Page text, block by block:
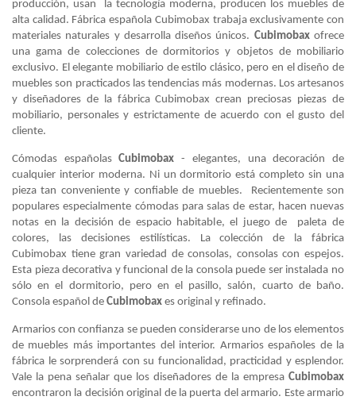
producción, usan la tecnología moderna, producen los muebles de
alta calidad. Fábrica española Cubimobax trabaja exclusivamente con
materiales naturales y desarrolla diseños únicos. Cubimobaxofrece
una gama de colecciones de dormitorios y objetos de mobiliario
exclusivo. El elegante mobiliario de estilo clásico, pero en el diseño de
muebles son practicados las tendencias más modernas. Los artesanos
y diseñadores de la fábrica Cubimobax crean preciosas piezas de
mobiliario, personales y estrictamente de acuerdo con el gusto del
cliente.
Cómodas españolasCubimobax - elegantes, una decoración de
cualquier interior moderna. Ni un dormitorio está completo sin una
pieza tan conveniente y confiable de muebles. Recientemente son
populares especialmente cómodas para salas de estar, hacen nuevas
notas en la decisión de espacio habitable, el juego de paleta de
colores, las decisiones estilísticas. La colección de la fábrica
Cubimobax tiene gran variedad de consolas, consolas con espejos.
Esta pieza decorativa y funcional de la consola puede ser instalada no
sólo en el dormitorio, pero en el pasillo, salón, cuarto de baño.
Consola español de Cubimobax es original y refinado.
Armarios con confianza se pueden considerarse uno de los elementos
de muebles más importantes del interior. Armarios españoles de la
fábrica le sorprenderá con su funcionalidad, practicidad y esplendor.
Vale la pena señalar que los diseñadores de la empresa Cubimobax
encontraron la decisión original de la puerta del armario. Este armario